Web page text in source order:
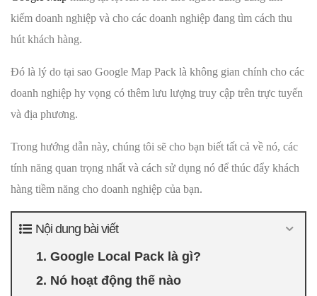
kiếm doanh nghiệp và cho các doanh nghiệp đang tìm cách thu
hút khách hàng.
Đó là lý do tại sao Google Map Pack là không gian chính cho các
doanh nghiệp hy vọng có thêm lưu lượng truy cập trên trực tuyến
và địa phương.
Trong hướng dẫn này, chúng tôi sẽ cho bạn biết tất cả về nó, các
tính năng quan trọng nhất và cách sử dụng nó để thúc đẩy khách
hàng tiềm năng cho doanh nghiệp của bạn.
Nội dung bài viết
1. Google Local Pack là gì?
2. Nó hoạt động thế nào